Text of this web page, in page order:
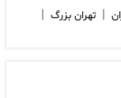
| تهران بزرگ |